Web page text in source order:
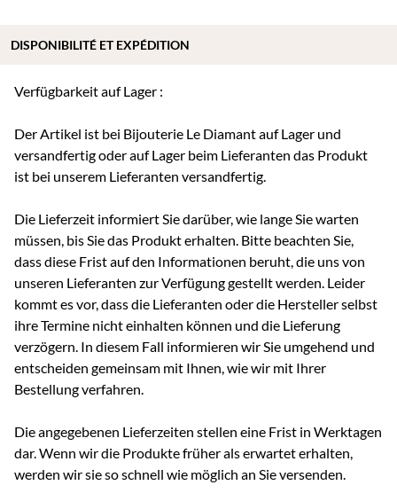
Verfügbarkeit auf Lager :
Der Artikel ist bei Bijouterie Le Diamant auf Lager und
versandfertig oder auf Lager beim Lieferanten das Produkt
ist bei unserem Lieferanten versandfertig.
Die Lieferzeit informiert Sie darüber, wie lange Sie warten
müssen, bis Sie das Produkt erhalten. Bitte beachten Sie,
dass diese Frist auf den Informationen beruht, die uns von
unseren Lieferanten zur Verfügung gestellt werden. Leider
kommt es vor, dass die Lieferanten oder die Hersteller selbst
ihre Termine nicht einhalten können und die Lieferung
verzögern. In diesem Fall informieren wir Sie umgehend und
entscheiden gemeinsam mit Ihnen, wie wir mit Ihrer
Bestellung verfahren.
Die angegebenen Lieferzeiten stellen eine Frist in Werktagen
dar. Wenn wir die Produkte früher als erwartet erhalten,
werden wir sie so schnell wie möglich an Sie versenden.
DISPONIBILITÉ ET EXPÉDITION